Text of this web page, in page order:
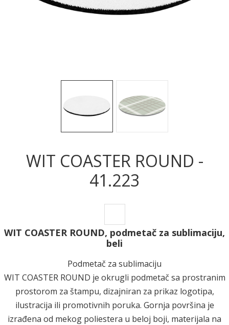
Sledeće
WIT COASTER ROUND -
41.223
WIT COASTER ROUND, podmetač za sublimaciju,
beli
Podmetač za sublimaciju
WIT COASTER ROUND je okrugli podmetač sa prostranim
prostorom za štampu, dizajniran za prikaz logotipa,
ilustracija ili promotivnih poruka. Gornja površina je
izrađena od mekog poliestera u beloj boji, materijala na